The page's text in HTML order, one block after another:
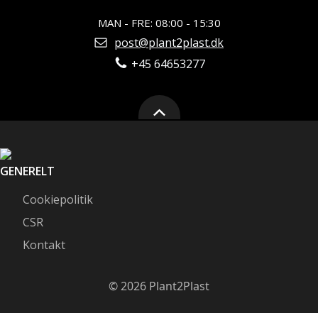
MAN - FRE: 08:00 - 15:30
post@plant2plast.dk
+45 64653277
GENERELT
Cookiepolitik
CSR
Kontakt
© 2026 Plant2Plast